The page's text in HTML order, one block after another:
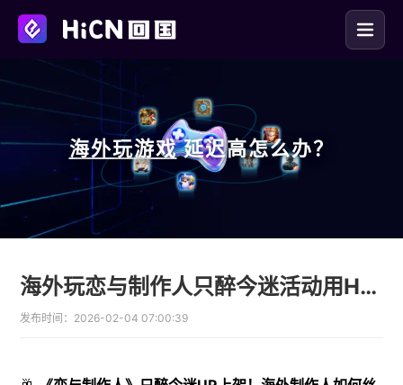
海外玩游戏 延迟高怎么办？
海外玩恋与制作人只醉今迷活动用HiCN回国加速器抽卡攻略
发布时间： 2026-02-04 07:00:39